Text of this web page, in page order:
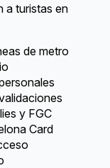
a turistas en
de metro
y FGC
Card